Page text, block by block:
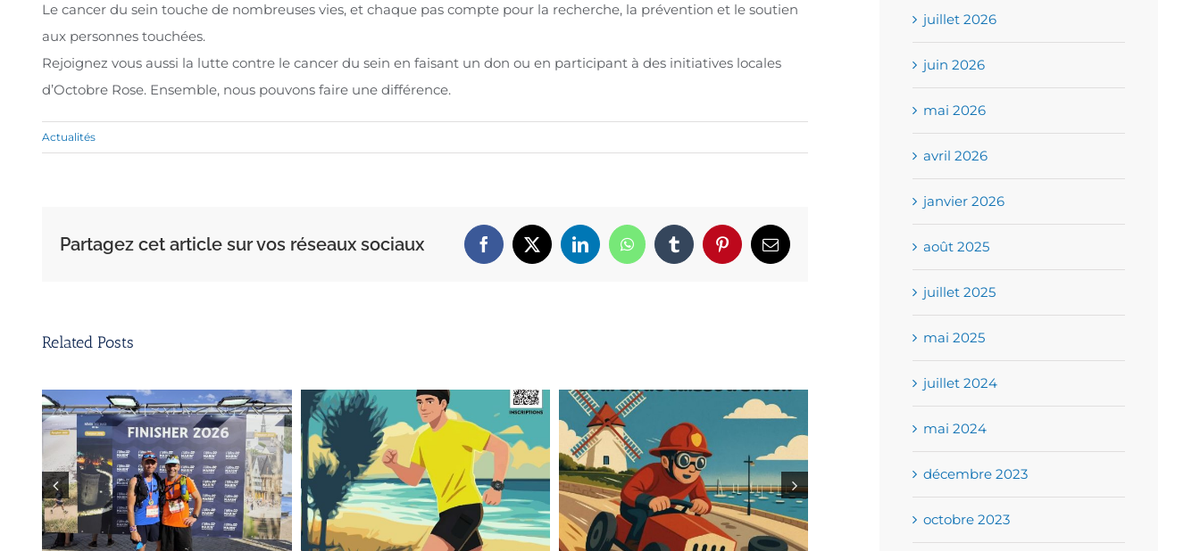
Le cancer du sein touche de nombreuses vies, et chaque pas compte pour la recherche, la prévention et le soutien
aux personnes touchées.
Rejoignez vous aussi la lutte contre le cancer du sein en faisant un don ou en participant à des initiatives locales
d’Octobre Rose. Ensemble, nous pouvons faire une différence.
Actualités
Partagez cet article sur vos réseaux sociaux Facebook
X LinkedInWhatsAppTumblrPinterestEmail
Related Posts
juillet 2026
juin 2026
mai 2026
avril 2026
janvier 2026
août 2025
juillet 2025
mai 2025
juillet 2024
mai 2024
décembre 2023
octobre 2023